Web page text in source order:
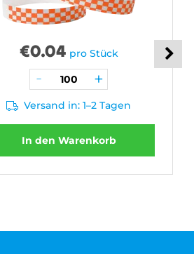
€0.04 pro Stück
Versand in: 1–2 Tagen
In den Warenkorb